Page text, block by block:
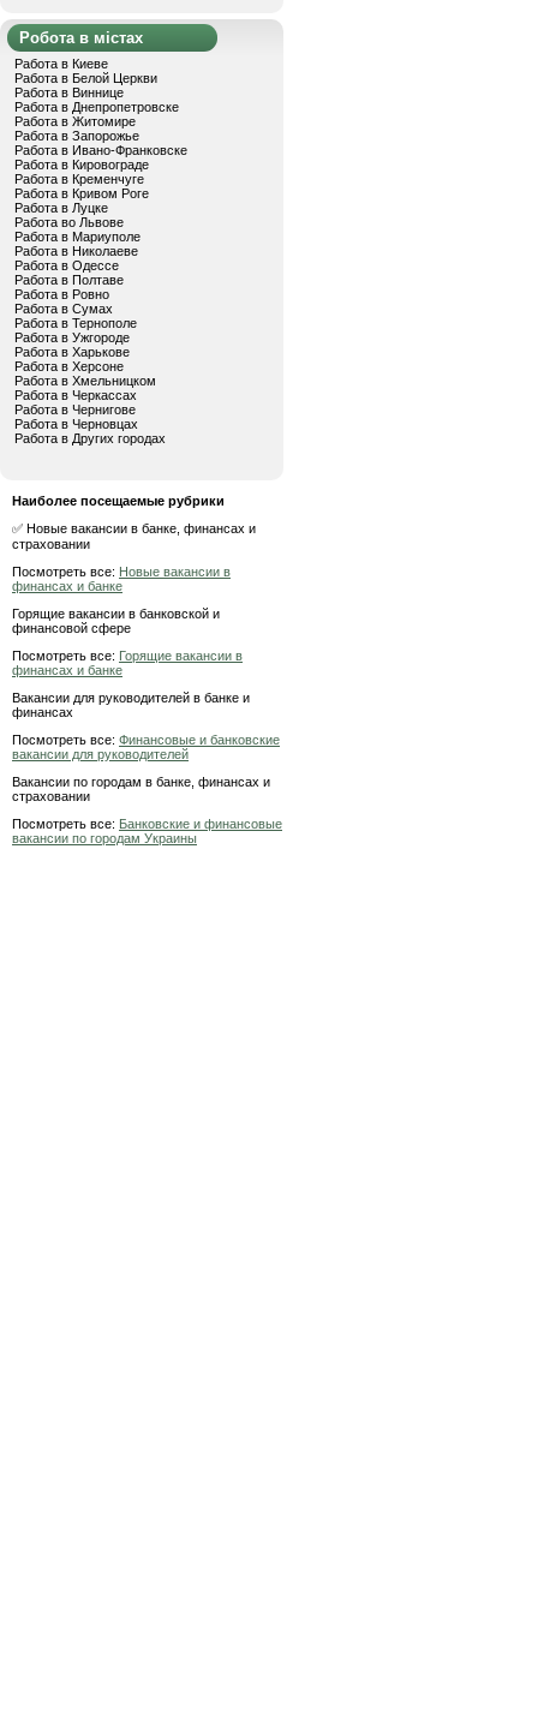
Робота в містах
Работа в Киеве
Работа в Белой Церкви
Работа в Виннице
Работа в Днепропетровске
Работа в Житомире
Работа в Запорожье
Работа в Ивано-Франковске
Работа в Кировограде
Работа в Кременчуге
Работа в Кривом Роге
Работа в Луцке
Работа во Львове
Работа в Мариуполе
Работа в Николаеве
Работа в Одессе
Работа в Полтаве
Работа в Ровно
Работа в Сумах
Работа в Тернополе
Работа в Ужгороде
Работа в Харькове
Работа в Херсоне
Работа в Хмельницком
Работа в Черкассах
Работа в Чернигове
Работа в Черновцах
Работа в Других городах
Наиболее посещаемые рубрики
✅ Новые вакансии в банке, финансах и
страховании
Посмотреть все: Новые вакансии в
финансах и банке
Горящие вакансии в банковской и
финансовой сфере
Посмотреть все: Горящие вакансии в
финансах и банке
Вакансии для руководителей в банке и
финансах
Посмотреть все: Финансовые и банковские
вакансии для руководителей
Вакансии по городам в банке, финансах и
страховании
Посмотреть все: Банковские и финансовые
вакансии по городам Украины